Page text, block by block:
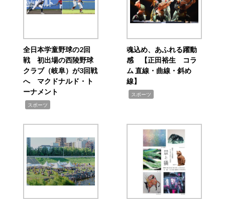
全日本学童野球の2回
戦 初出場の西陵野球
クラブ（岐阜）が3回戦
へ マクドナルド・ト
ーナメント
スポーツ
魂込め、あふれる躍動
感 【正田裕生 コラ
ム 直線・曲線・斜め
線】
スポーツ